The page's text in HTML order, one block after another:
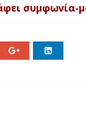
συμφωνία-